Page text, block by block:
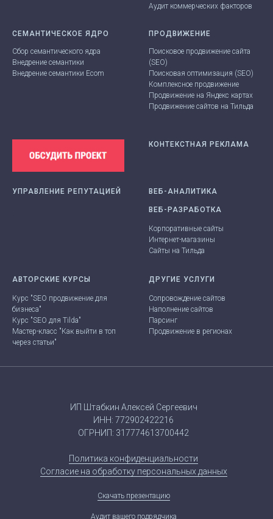
Аудит коммерческих факторов
СЕМАНТИЧЕСКОЕ ЯДРО
Сбор семантического ядра
Внедрение семантики
Внедрение семантики Ecom
ПРОДВИЖЕНИЕ
Поисковое продвижение сайта
(SEO)
Поисковая оптимизация (SEO)
Комплексное продвижение
Продвижение на Яндекс картах
Продвижение сайтов на Тильда
КОНТЕКСТНАЯ РЕКЛАМА
УПРАВЛЕНИЕ РЕПУТАЦИЕЙ ВЕБ-АНАЛИТИКА
ВЕБ-РАЗРАБОТКА
Корпоративные сайты
Интернет-магазины
Сайты на Тильда
АВТОРСКИЕ КУРСЫ
Курс "SEO продвижение для
бизнеса"
Курс "SEO для Tilda"
Мастер-класс "Как выйти в топ
через статьи"
ДРУГИЕ УСЛУГИ
Сопровождение сайтов
Наполнение сайтов
Парсинг
Продвижение в регионах
ИП Штабкин Алексей Сергеевич
ИНН: 772902422216
ОГРНИП: 317774613700442
Политика конфиденциальности
Согласие на обработку персональных данных
Скачать презентацию
Аудит вашего подрядчика